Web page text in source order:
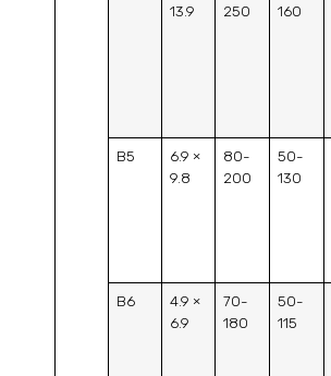
13.9
250
160
B5
6.9 ×
9.8
80-
200
50-
130
B6
4.9 ×
6.9
70-
180
50-
115